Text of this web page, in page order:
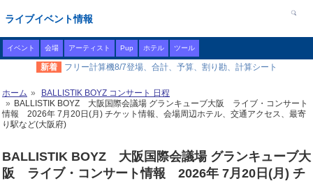
ライブイベント情報
イベント 会場 アーティスト Pup ホテル ツール
新着 フリー計算機8/7登場、合計、予算、割り勘、計算シート
ホーム
BALLISTIK BOYZ コンサート 日程
BALLISTIK BOYZ 大阪国際会議場 グランキューブ大阪 ライブ・コンサート
情報 2026年 7月20日(月) チケット情報、会場周辺ホテル、交通アクセス、最寄
り駅など(大阪府)
BALLISTIK BOYZ 大阪国際会議場 グランキューブ大
阪 ライブ・コンサート情報 2026年 7月20日(月) チ